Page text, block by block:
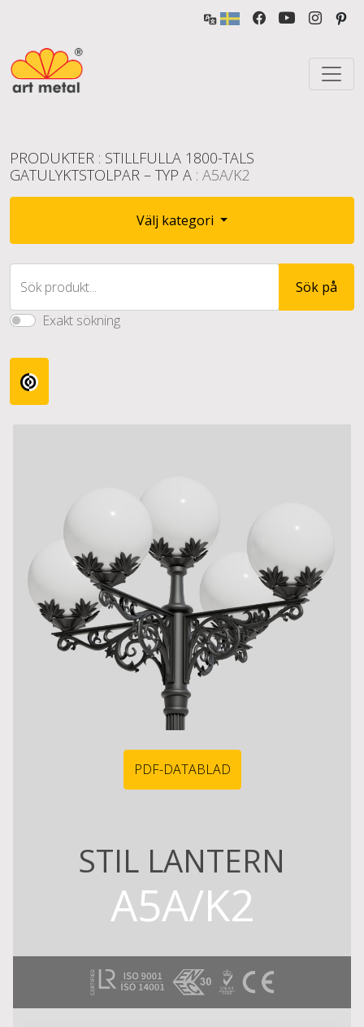
PRODUKTER : STILLFULLA 1800-TALS
GATULYKTSTOLPAR – TYP A : A5A/K2
Välj kategori
Sök produkt...
Sök på
Exakt sökning
PDF-DATABLAD
STIL LANTERN
A5A/K2